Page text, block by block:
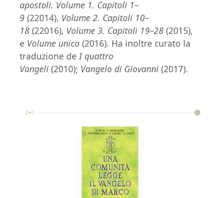
apostoli. Volume 1. Capitoli 1–
9 (22014), Volume 2. Capitoli 10–
18 (22016), Volume 3. Capitoli 19–28 (2015),
e Volume unico (2016). Ha inoltre curato la
traduzione deI quattro
Vangeli (2010); Vangelo di Giovanni (2017).